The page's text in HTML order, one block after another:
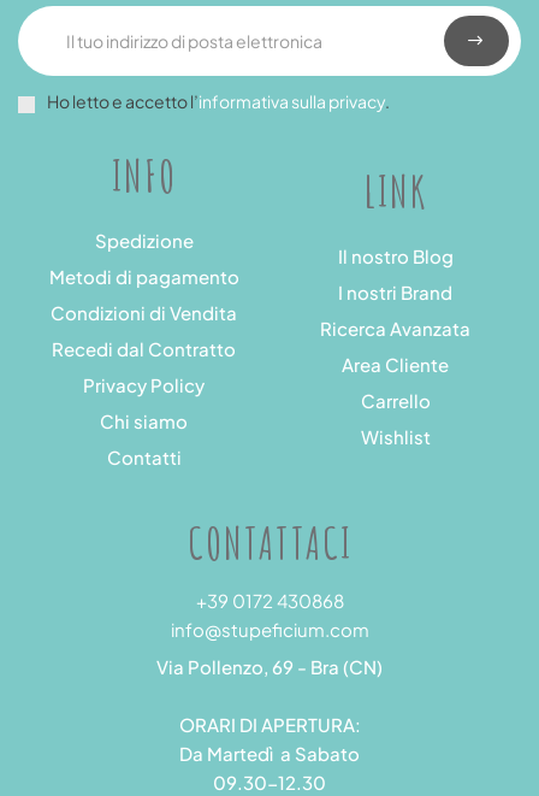
INFO
Spedizione
Metodi di pagamento
Condizioni di Vendita
Recedi dal Contratto
Privacy Policy
Chi siamo
Contatti
LINK
Il nostro Blog
I nostri Brand
Ricerca Avanzata
Area Cliente
Carrello
Wishlist
Ho letto e accetto l’informativa sulla privacy.
CONTATTACI
+39 0172 430868
info@stupeficium.com
Via Pollenzo, 69 - Bra (CN)
ORARI DI APERTURA:
Da Martedì a Sabato
09.30-12.30